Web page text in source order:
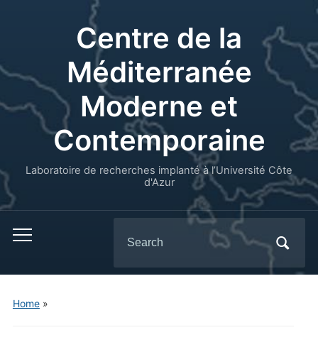
Centre de la
Méditerranée
Moderne et
Contemporaine
Laboratoire de recherches implanté à l’Université Côte
d'Azur
for:
Home»